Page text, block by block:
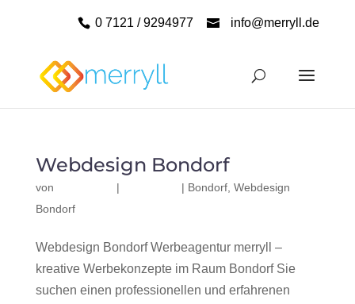
0 7121 / 9294977 info@merryll.de
Webdesign Bondorf
von | | Bondorf, Webdesign
Bondorf
Webdesign Bondorf Werbeagentur merryll –
kreative Werbekonzepte im Raum Bondorf Sie
suchen einen professionellen und erfahrenen